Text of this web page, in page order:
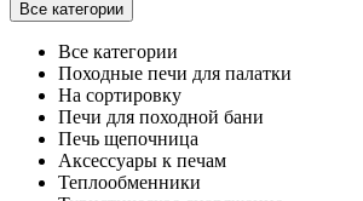
Все категории
Все категории
Походные печи для палатки
На сортировку
Печи для походной бани
Печь щепочница
Аксессуары к печам
Теплообменники